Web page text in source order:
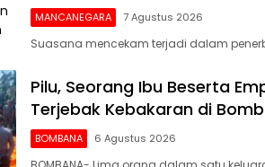
MANCANEGARA 7 Agustus 2026
Suasana mencekam terjadi dalam
Pilu, Seorang Ibu Beserta
Terjebak Kebakaran di
BOMBANA 6 Agustus 2026